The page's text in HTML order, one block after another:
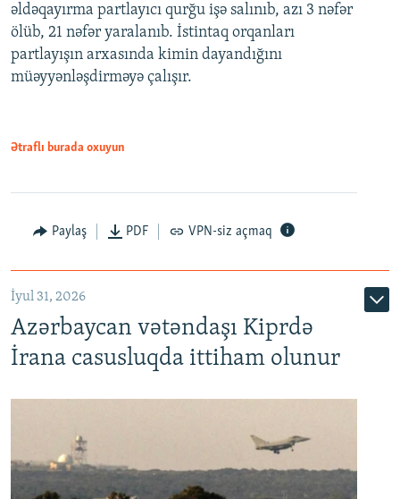
əldəqayırma partlayıcı qurğu işə salınıb, azı 3 nəfər
ölüb, 21 nəfər yaralanıb. İstintaq orqanları
partlayışın arxasında kimin dayandığını
müəyyənləşdirməyə çalışır.
Ətraflı burada oxuyun
Paylaş PDF VPN-siz açmaq
İyul 31, 2026
Azərbaycan vətəndaşı Kiprdə
İrana casusluqda ittiham olunur